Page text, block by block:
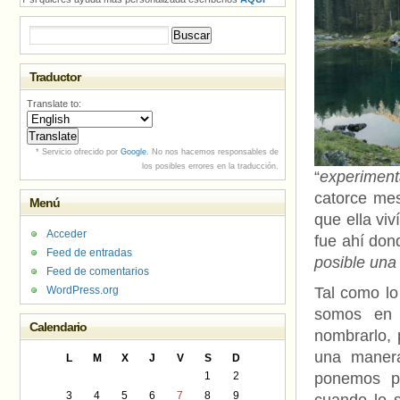
“
catorce
que ella
fue ahí
posible
Tal como
somos en
nombrarlo,
una
ponemos
Traductor
Translate to:
* Servicio ofrecido por Google. No nos hacemos responsables de
los posibles errores en la traducción.
Menú
Acceder
Feed de entradas
Feed de comentarios
WordPress.org
Calendario
L M X J V S
D
1
2
3
4 5 6 7 8 9